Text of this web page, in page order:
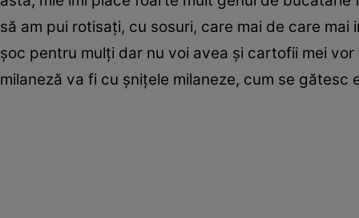
să am pui rotisați, cu sosuri, care mai de care
șoc pentru mulți dar nu voi avea și cartofii mei
milaneză va fi cu șnițele milaneze, cum se gătesc